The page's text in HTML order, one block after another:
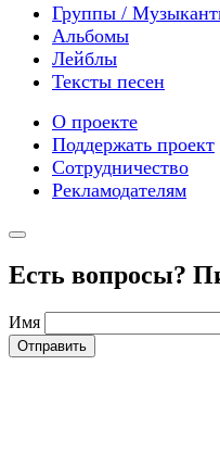
Группы /
Альбомы
Лейблы
Тексты песен
О проекте
Поддержать проект
Сотрудничество
Рекламодателям
Есть вопросы?
Имя